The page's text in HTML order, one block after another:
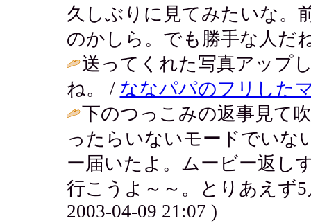
久しぶりに見てみたいな。
のかしら。でも勝手な人だ
送ってくれた写真アップ
ね。 / ななパパのフリした
下のつっこみの返事見て
ったらいないモードでいな
ー届いたよ。ムービー返し
行こうよ～～。とりあえず
2003-04-09 21:07 )